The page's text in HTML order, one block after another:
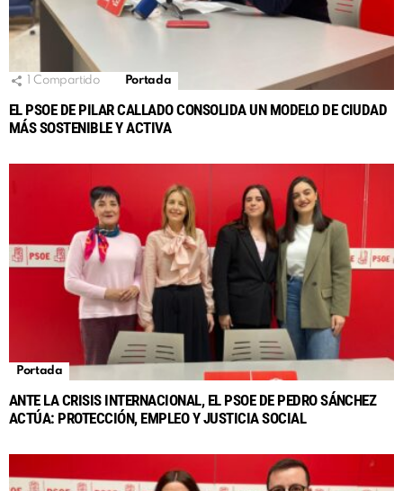
Compartido Portada
EL PSOE DE PILAR CALLADO CONSOLIDA UN MODELO DE CIUDAD
MÁS SOSTENIBLE Y ACTIVA
Portada
ANTE LA CRISIS INTERNACIONAL, EL PSOE DE PEDRO SÁNCHEZ
ACTÚA: PROTECCIÓN, EMPLEO Y JUSTICIA SOCIAL